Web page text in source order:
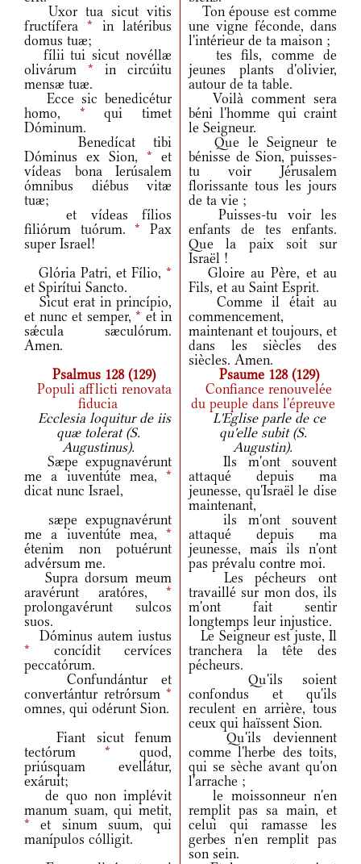
Uxor tua sicut vitis
fructífera* in latéribus
domus tuæ;
Ton épouse est comme
une vigne féconde, dans
l'intérieur de ta maison ;
fílii tui sicut novéllæ
olivárum * in circúitu
mensæ tuæ.
tes fils, comme de
jeunes plants d'olivier,
autour de ta table.
Ecce sic benedicétur
homo, * qui timet
Dóminum.
Voilà comment sera
béni l'homme qui craint
le Seigneur.
Benedícat tibi
Dóminus ex Sion, * et
vídeas bona Ierúsalem
ómnibus diébus vitæ
tuæ;
Que le Seigneur te
bénisse de Sion, puisses-
tu voir Jérusalem
florissante tous les jours
de ta vie ;
et vídeas fílios
filiórum tuórum.* Pax
super Israel!
Puisses-tu voir les
enfants de tes enfants.
Que la paix soit sur
Israël !
Glória Patri, et Fílio, *
et Spirítui Sancto.
Gloire au Père, et au
Fils, et au Saint Esprit.
Sicut erat in princípio,
et nunc et semper, * et in
sǽcula sæculórum.
Amen.
Comme il était au
commencement,
maintenant et toujours, et
dans les siècles des
siècles. Amen.
Psalmus 128 (129)
Psaume 128 (129)
Populi afflicti renovata
fiducia
Confiance renouvelée
du peuple dans l'épreuve
Ecclesia loquitur de iis
quæ tolerat (S.
Augustinus).
L'Eglise parle de ce
qu'elle subit (S.
Augustin).
Sæpe expugnavérunt
me a iuventúte mea, *
dicat nunc Israel,
Ils m'ont souvent
attaqué depuis ma
jeunesse, qu'Israël le dise
maintenant,
sæpe expugnavérunt
me a iuventúte mea, *
étenim non potuérunt
advérsum me.
ils m'ont souvent
attaqué depuis ma
jeunesse, mais ils n'ont
pas prévalu contre moi.
Supra dorsum meum
aravérunt aratóres, *
prolongavérunt sulcos
suos.
Les pécheurs ont
travaillé sur mon dos, ils
m'ont fait sentir
longtemps leur injustice.
Dóminus autem iustus
* concídit cervíces
peccatórum.
Le Seigneur est juste, Il
tranchera la tête des
pécheurs.
Confundántur et
convertántur retrórsum *
omnes, qui odérunt Sion.
Qu'ils soient
confondus et qu'ils
reculent en arrière, tous
ceux qui haïssent Sion.
Fiant sicut fenum
tectórum * quod,
priúsquam evellátur,
exáruit;
Qu'ils deviennent
comme l'herbe des toits,
qui se sèche avant qu'on
l'arrache ;
de quo non implévit
manum suam, qui metit,
* et sinum suum, qui
manípulos cólligit.
le moissonneur n'en
remplit pas sa main, et
celui qui ramasse les
gerbes n'en remplit pas
son sein.